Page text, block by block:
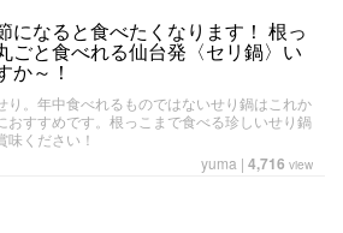
になると食べたくなります！ 根っ
ごと食べれる仙台発〈セリ鍋〉い
か～！
り。年中食べれるものではないせり鍋はこれか
おすすめです。根っこまで食べる珍しいせり鍋
味ください！
yuma | 4,716 view